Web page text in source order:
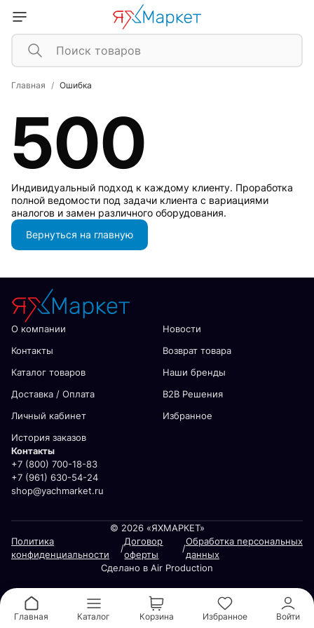
Главная Ошибка
500
Индивидуальный подход к каждому клиенту. Проработка
полной ведомости под задачи клиента с вариациями
аналогов и замен различного оборудования.
Вернуться на главную
О компании
Новости
Контакты
Возврат товара
Каталог товаров
Наши бренды
Доставка / Оплата
В2В Решения
Личный кабинет
Избранное
История заказов
Контакты
+7 (800) 700-18-83
+7 (961) 630-54-24
shop@yachmarket.ru
© 2026 «ЯХМАРКЕТ»
Политика
конфиденциальности
/
Договор
оферты
/
Обработка персональных
данных
Сделано в Air Production
Главная Каталог Корзина Избранное Войти